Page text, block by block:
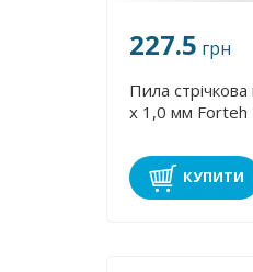
227.5 грн
Пила
х 1,0 мм Forteh
КУПИТИ